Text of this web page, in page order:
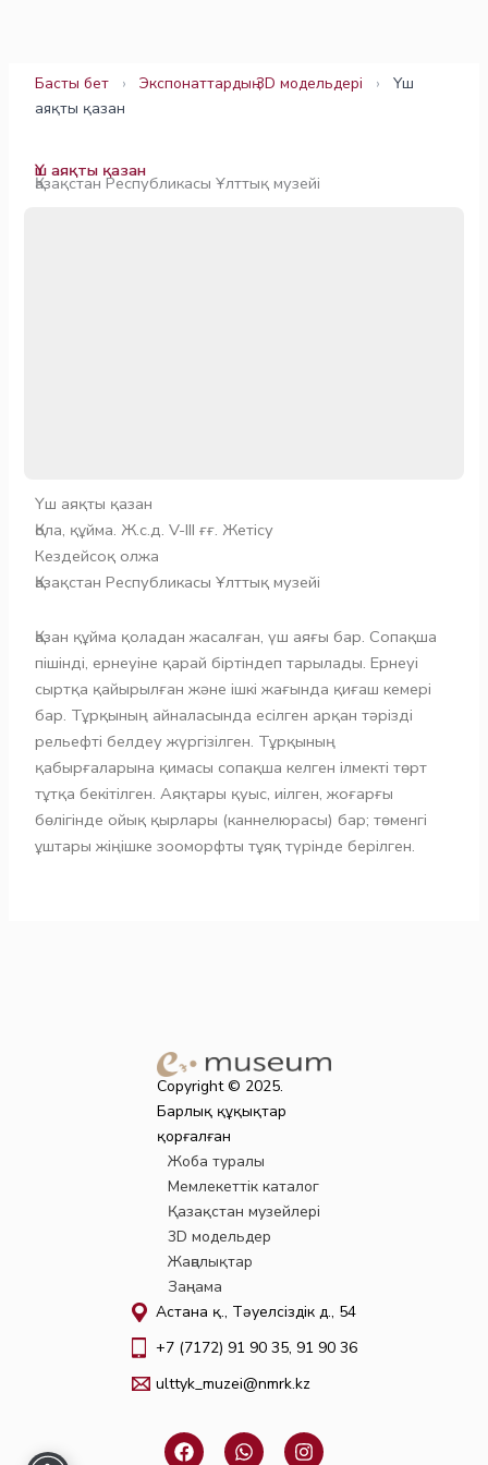
Басты бет › Экспонаттардың 3D модельдері ›
Үш
аяқты қазан
Үш аяқты қазан
Қазақстан Республикасы Ұлттық музейі
Үш аяқты қазан
Қола, құйма. Ж.с.д. V-III ғғ. Жетісу
Кездейсоқ олжа
Қазақстан Республикасы Ұлттық музейі
Қазан құйма қоладан жасалған, үш аяғы бар. Сопақша
пішінді, ернеуіне қарай біртіндеп тарылады. Ернеуі
сыртқа қайырылған және ішкі жағында қиғаш кемері
бар. Тұрқының айналасында есілген арқан тәрізді
рельефті белдеу жүргізілген. Тұрқының
қабырғаларына қимасы сопақша келген ілмекті төрт
тұтқа бекітілген. Аяқтары қуыс, иілген, жоғарғы
бөлігінде ойық қырлары (каннелюрасы) бар; төменгі
ұштары жіңішке зооморфты тұяқ түрінде берілген.
Copyright © 2025.
Барлық құқықтар
қорғалған
Жоба туралы
Мемлекеттік каталог
Қазақстан музейлері
3D модельдер
Жаңалықтар
Заңнама
Астана қ., Тәуелсіздік д., 54
+7 (7172) 91 90 35, 91 90 36
ulttyk_muzei@nmrk.kz
F W I